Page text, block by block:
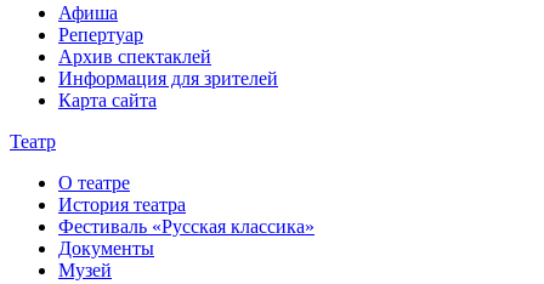
Афиша
Репертуар
Архив спектаклей
Информация для зрителей
Карта сайта
Театр
О театре
История театра
Фестиваль «Русская классика»
Документы
Музей